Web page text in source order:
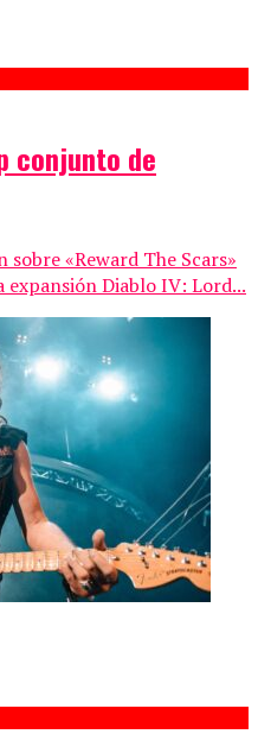
conjunto de
«Reward The Scars»
expansión Diablo IV: Lord...